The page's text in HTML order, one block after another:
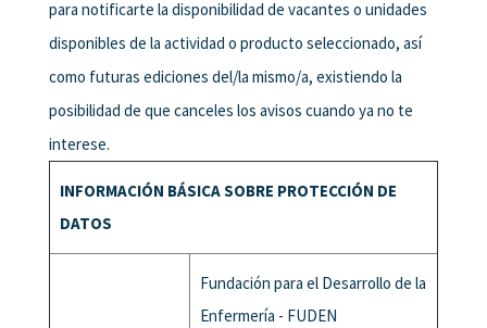
para notificarte la disponibilidad de vacantes o unidades
disponibles de la actividad o producto seleccionado, así
como futuras ediciones del/la mismo/a, existiendo la
posibilidad de que canceles los avisos cuando ya no te
interese.
INFORMACIÓN BÁSICA SOBRE PROTECCIÓN DE
DATOS
Fundación para el Desarrollo de la
Enfermería - FUDEN